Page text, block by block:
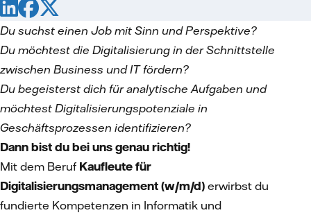
Du suchst einen Job mit Sinn und Perspektive?
Du möchtest die Digitalisierung in der Schnittstelle
zwischen Business und IT fördern?
Du begeisterst dich für analytische Aufgaben und
möchtest Digitalisierungspotenziale in
Geschäftsprozessen identifizieren?
Dann bist du bei uns genau richtig!
Mit dem Beruf Kaufleute für
Digitalisierungsmanagement (w/m/d) erwirbst du
fundierte Kompetenzen in Informatik und